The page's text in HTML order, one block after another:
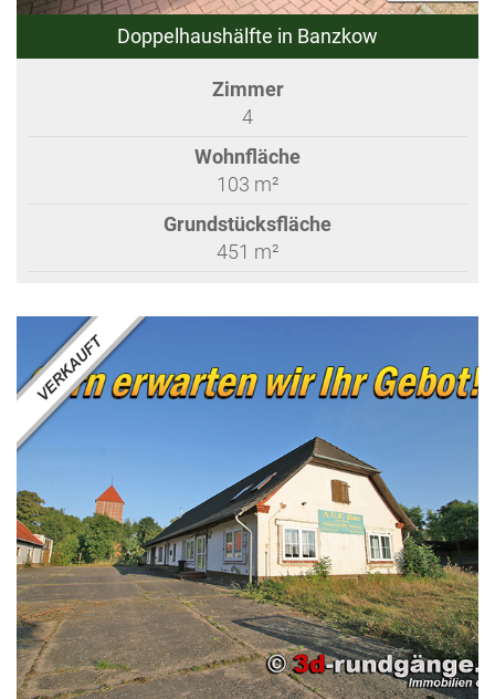
Doppelhaushälfte in Banzkow
Zimmer
4
Wohnfläche
103 m²
Grundstücksfläche
451 m²